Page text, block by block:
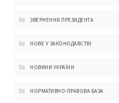
ЗВЕРНЕННЯ ПРЕЗИДЕНТА
НОВЕ У ЗАКОНОДАВСТВІ
НОВИНИ УКРАЇНИ
НОРМАТИВНО-ПРАВОВА БАЗА